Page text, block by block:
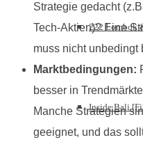
222 Lombok
Inside Bali
Strategie gedacht
Tech-Aktien)? Eine
muss nicht unbedingt
Marktbedingungen:
besser in
Manche Strategien
geeignet, und das